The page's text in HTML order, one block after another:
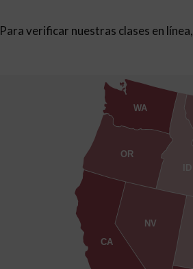
Para verificar nuestras clases en
CA
ID
NV
OR
WA